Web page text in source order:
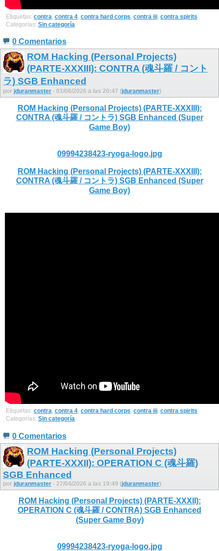
Etiquetas: contra contra 4 contra hard corps contra iii contra spirits
Categorías: Sin categoría
0 Comentarios
ROM Hacking (Personal Projects)
(PARTE-XXXIII): CONTRA (魂斗羅 / コント
ラ) SGB Enhanced
por jduranmaster - 01/06/2026 a las 20:47 (jduranmaster)
ROM Hacking (Personal Projects) (PARTE-XXXIII):
CONTRA (魂斗羅 / コントラ) SGB Enhanced (Super
Game Boy)
09994238423-ryoga-logo.jpg
ROM Hacking (Personal Projects) (PARTE-XXXIII):
CONTRA (魂斗羅 / コントラ) SGB Enhanced (Super
Game Boy)
Etiquetas: contra, contra 4, contra hard corps, contra iii, contra spirits
Categorías: Sin categoría
0 Comentarios
ROM Hacking (Personal Projects)
(PARTE-XXXII): OPERATION C (魂斗羅)
SGB Enhanced
por jduranmaster - 27/04/2026 a las 19:49 (jduranmaster)
ROM Hacking (Personal Projects) (PARTE-XXXII):
OPERATION C (魂斗羅 / CONTRA) SGB Enhanced
(Super Game Boy)
09994238423-ryoga-logo.jpg